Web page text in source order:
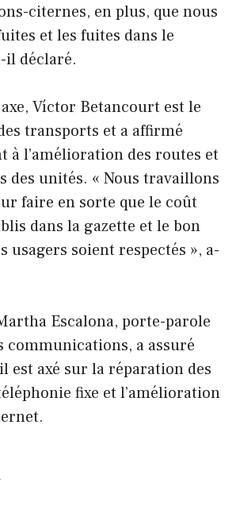
citernes, en plus, que nous
et les fuites dans le
il déclaré.
Víctor Betancourt est le
transports et a affirmé
à l’amélioration des routes et
des unités. « Nous travaillons
faire en sorte que le coût
dans la gazette et le bon
usagers soient respectés », a-
Escalona, ​​porte-parole
communications, a assuré
est axé sur la réparation des
fixe et l’amélioration